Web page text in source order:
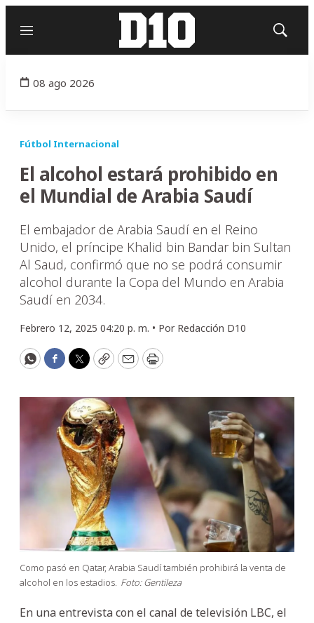
Menú
Mostrar
08 ago 2026
Fútbol Internacional
El alcohol estará prohibido en
el Mundial de Arabia Saudí
El embajador de Arabia Saudí en el Reino
Unido, el príncipe Khalid bin Bandar bin Sultan
Al Saud, confirmó que no se podrá consumir
alcohol durante la Copa del Mundo en Arabia
Saudí en 2034.
Febrero 12, 2025 04:20 p. m. • Por Redacción D10
WhatsApp
Facebook
Twitter
CopyEmailPrint
Como pasó en Qatar, Arabia Saudí también prohibirá la venta de
alcohol en los estadios. Foto: Gentileza
En una entrevista con el canal de televisión LBC, el